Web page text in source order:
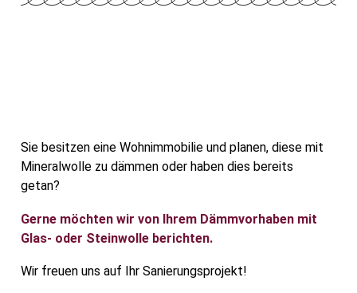
Sie besitzen eine Wohnimmobilie und planen, diese mit
Mineralwolle zu dämmen oder haben dies bereits
getan?
Gerne möchten wir von Ihrem Dämmvorhaben mit
Glas- oder Steinwolle berichten.
Wir freuen uns auf Ihr Sanierungsprojekt!